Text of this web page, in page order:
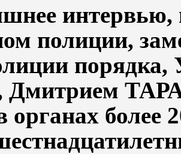
интервью,
полиции,
порядка,
Дмитрием
органах более